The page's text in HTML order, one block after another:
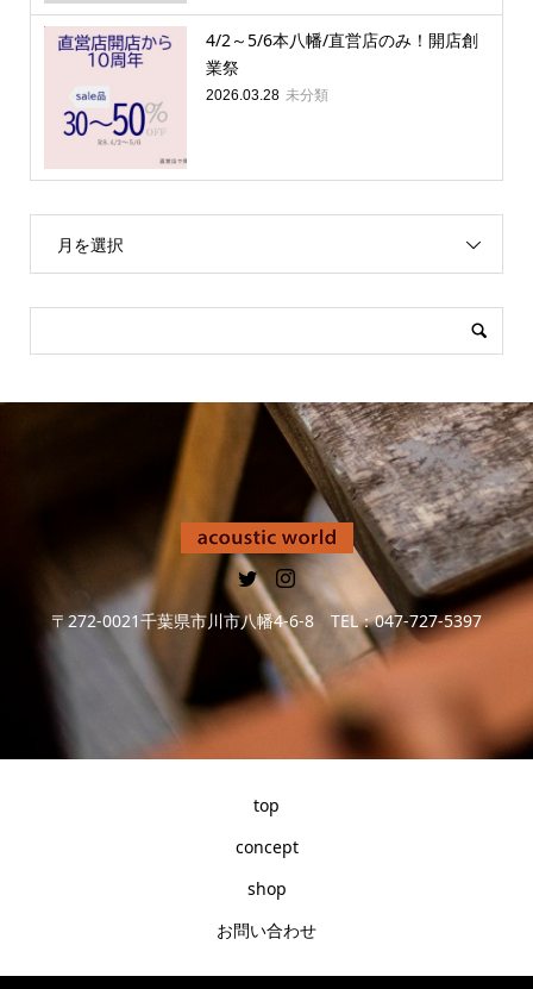
4/2～5/6本八幡/直営店のみ！開店創
業祭
2026.03.28 未分類
月を選択
〒272-0021千葉県市川市八幡4-6-8 TEL：047-727-5397
top
concept
shop
お問い合わせ